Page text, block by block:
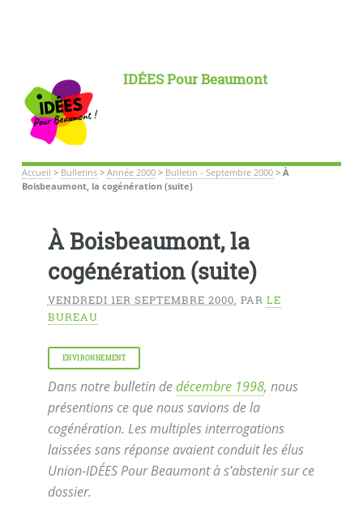
IDÉES Pour Beaumont
Accueil > Bulletins> Année 2000> Bulletin - Septembre 2000> À
Boisbeaumont, la cogénération (suite)
À Boisbeaumont, la
cogénération (suite)
VENDREDI 1ER SEPTEMBRE 2000, PAR LE
BUREAU
ENVIRONNEMENT
Dans notre bulletin dedécembre 1998, nous
présentions ce que nous savions de la
cogénération. Les multiples interrogations
laissées sans réponse avaient conduit les élus
Union-IDÉES Pour Beaumont à s’abstenir sur ce
dossier.